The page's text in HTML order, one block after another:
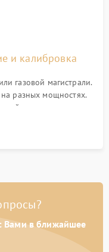
и калибровка
газовой магистрали.
разных мощностях.
таймера, индикаторов
от перегрева.
Вами в ближайшее